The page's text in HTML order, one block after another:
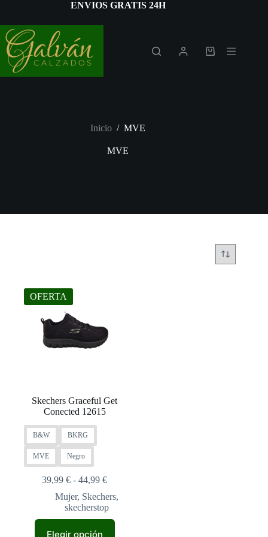
contenido
ENVIOS GRATIS 24H
Carro
Inicio / MVE
MVE
OFERTA
Skechers Graceful Get
Conected 12615
B&W BKRG
MVE Negro
39,99€ - 44,99€Rango
precios:
desde
39,99 €
Mujer, Skechers,
skecherstop
Elegir opción
producto